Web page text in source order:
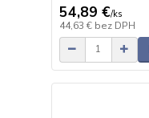
54,89 €/ks
44,63 € bez DPH